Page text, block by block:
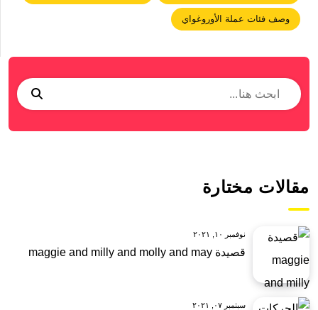
وصف فئات عملة الأوروغواي
مقالات مختارة
نوفمبر ١٠, ٢٠٢١
قصيدة maggie and milly and molly and may
سبتمبر ٠٧, ٢٠٢١